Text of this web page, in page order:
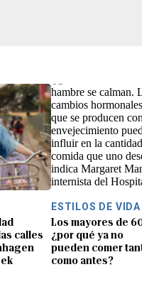
calles
ESTILOS DE VIDA
Los mayores de 60:
¿por qué ya no
pueden comer
como antes?